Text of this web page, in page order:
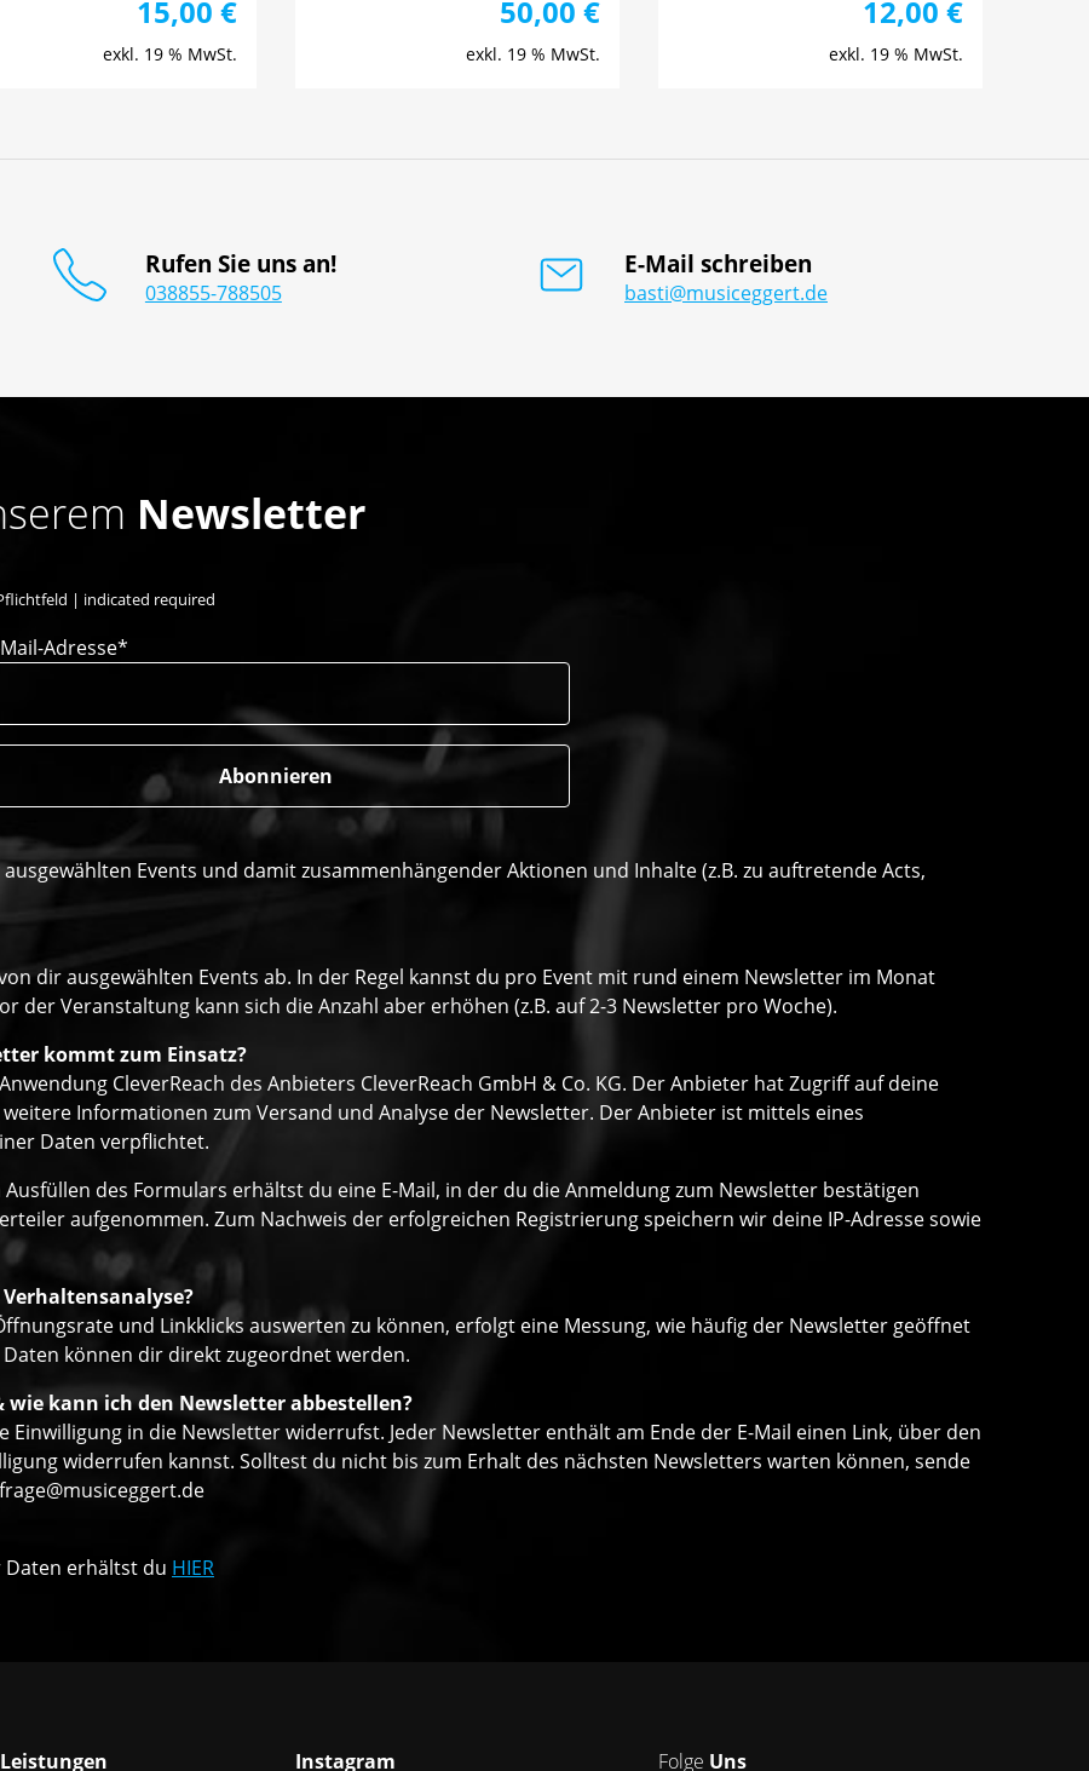
15,00 €
exkl. 19 % MwSt.
50,00 €
exkl. 19 % MwSt.
12,00 €
exkl. 19 % MwSt.
Rufen Sie uns an!
038855-788505
E-Mail schreiben
basti@musiceggert.de
Newsletter
| indicated required
Adresse*
Events und damit zusammenhängender Aktionen und Inhalte (z.B. zu auftretende Acts,
dir ausgewählten Events ab. In der Regel kannst du pro Event mit rund einem Newsletter im Monat
der Veranstaltung kann sich die Anzahl aber erhöhen (z.B. auf 2-3 Newsletter pro Woche).
kommt zum Einsatz?
CleverReach des Anbieters CleverReach GmbH & Co. KG. Der Anbieter hat Zugriff auf deine
Informationen zum Versand und Analyse der Newsletter. Der Anbieter ist mittels eines
Daten verpflichtet.
Ausfüllen des Formulars erhältst du eine E-Mail, in der du die Anmeldung zum Newsletter bestätigen
aufgenommen. Zum Nachweis der erfolgreichen Registrierung speichern wir deine IP-Adresse sowie
und Linkklicks auswerten zu können, erfolgt eine Messung, wie häufig der Newsletter geöffnet
können dir direkt zugeordnet werden.
wie kann ich den Newsletter abbestellen?
in die Newsletter widerrufst. Jeder Newsletter enthält am Ende der E-Mail einen Link, über den
widerrufen kannst. Solltest du nicht bis zum Erhalt des nächsten Newsletters warten können, sende
erhältst du HIER
Leistungen Instagram Folge Uns